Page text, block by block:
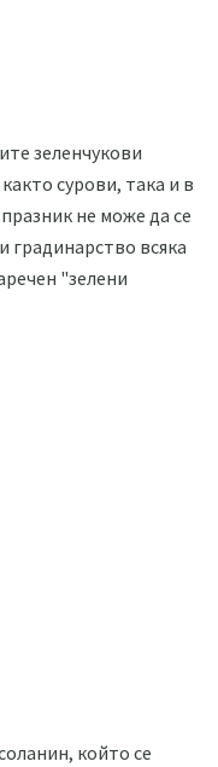
зеленчукови
сурови, така и в
не може да се
градинарство всяка
"зелени
който се